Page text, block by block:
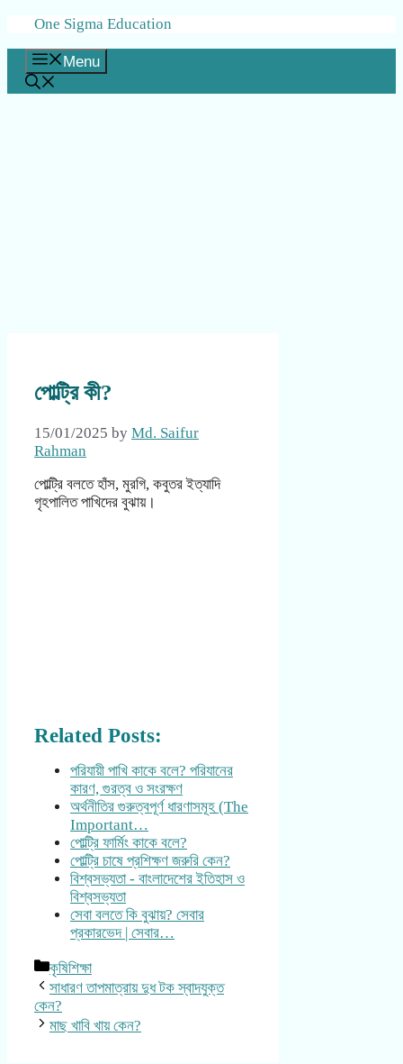
Skip
content
One Sigma Education
Menu
পোল্ট্রি কী?
15/01/2025 by Md. Saifur
Rahman
পোল্ট্রি বলতে হাঁস, মুরগি, কবুতর ইত্যাদি
গৃহপালিত পাখিদের বুঝায়।
Related Posts:
পরিযায়ী পাখি কাকে বলে? পরিযানের
কারণ, গুরত্ব ও সংরক্ষণ
অর্থনীতির গুরুত্বপূর্ণ ধারণাসমূহ (The
Important…
পোল্ট্রি ফার্মিং কাকে বলে?
পোল্ট্রি চাষে প্রশিক্ষণ জরুরি কেন?
বিশ্বসভ্যতা - বাংলাদেশের ইতিহাস ও
বিশ্বসভ্যতা
সেবা বলতে কি বুঝায়? সেবার
প্রকারভেদ | সেবার…
Categories
কৃষিশিক্ষা
সাধারণ তাপমাত্রায় দুধ টক স্বাদযুক্ত
কেন?
মাছ খাবি খায় কেন?